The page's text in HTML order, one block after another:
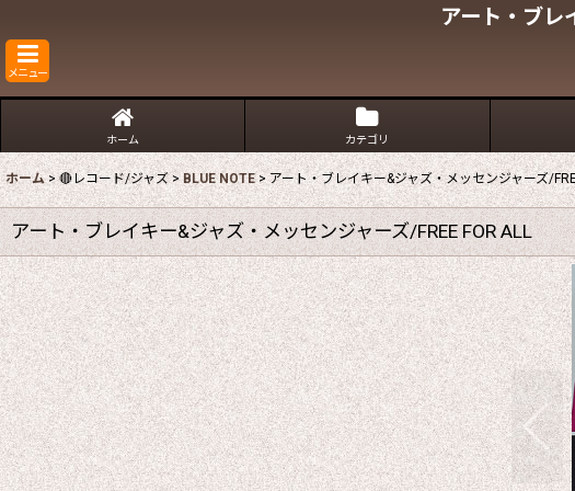
アート・ブレ
メニュー
ホーム カテゴリ
ホーム > 🔴レコード/ジャズ > BLUE NOTE > アート・ブレイキー&ジャズ・メッセンジャーズ/
アート・ブレイキー&ジャズ・メッセンジャーズ/FREE FOR ALL